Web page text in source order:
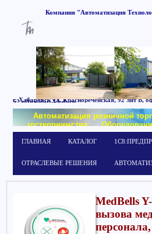
Компания "Автоматизация
г. Хабаровскул. Краснореченская, 92 лит Б,
52office@att-khab.ru
Автоматизация розничной
гостеприимства
маркировки
Обучение
1С:Предприятие
ГЛАВНАЯ КАТАЛОГ
ОТРАСЛЕВЫЕ РЕШЕНИЯ
MedBells
вызова